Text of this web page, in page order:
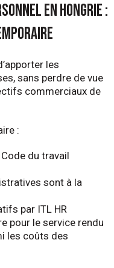
en Hongrie :
les
sans perdre de vue
commerciaux de
:
du travail
sont à la
par ITL HR
pour le service rendu
les coûts des